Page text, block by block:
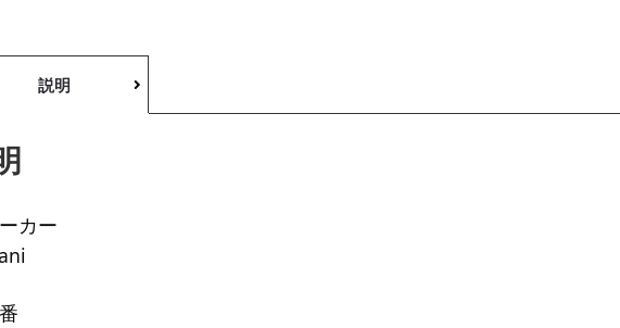
説明
カー